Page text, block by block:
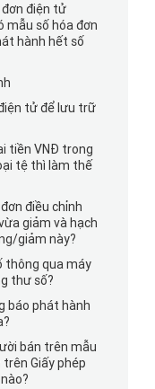
điện tử
mẫu số hóa đơn
hành hết số
tử để lưu trữ
tiền VNĐ trong
tệ thì làm thế
điều chỉnh
giảm và hạch
giảm này?
thông qua máy
thư số?
báo phát hành
bán trên mẫu
Giấy phép